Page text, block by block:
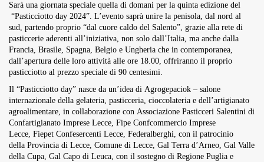
Maggio 29, 2026
Sarà una giornata speciale quella di domani per la quinta edizione del
“Pasticciotto day 2024”. L’evento saprà unire la penisola, dal nord al
sud, partendo proprio “dal cuore caldo del Salento”, grazie alla rete di
pasticcerie aderenti all’iniziativa, non solo dall’Italia, ma anche dalla
Francia, Brasile, Spagna, Belgio e Ungheria che in contemporanea,
dall’apertura delle loro attività alle ore 18.00, offriranno il proprio
pasticciotto al prezzo speciale di 90 centesimi.
Il “Pasticciotto day” nasce da un’idea di Agrogepaciok – salone
internazionale della gelateria, pasticceria, cioccolateria e dell’artigianato
agroalimentare, in collaborazione con Associazione Pasticceri Salentini di
Confartigianato Imprese Lecce, Fipe Confcommercio Imprese
Lecce, Fiepet Confesercenti Lecce, Federalberghi, con il patrocinio
della Provincia di Lecce, Comune di Lecce, Gal Terra d’Arneo, Gal Valle
della Cupa, Gal Capo di Leuca, con il sostegno di Regione Puglia e